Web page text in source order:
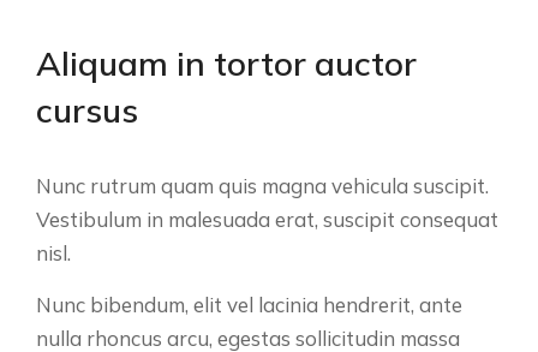
Aliquam in tortor auctor
cursus
Nunc rutrum quam quis magna vehicula suscipit.
Vestibulum in malesuada erat, suscipit consequat
nisl.
Nunc bibendum, elit vel lacinia hendrerit, ante
nulla rhoncus arcu, egestas sollicitudin massa